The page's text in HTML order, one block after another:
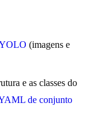
(imagens e
e as classes do
de conjunto